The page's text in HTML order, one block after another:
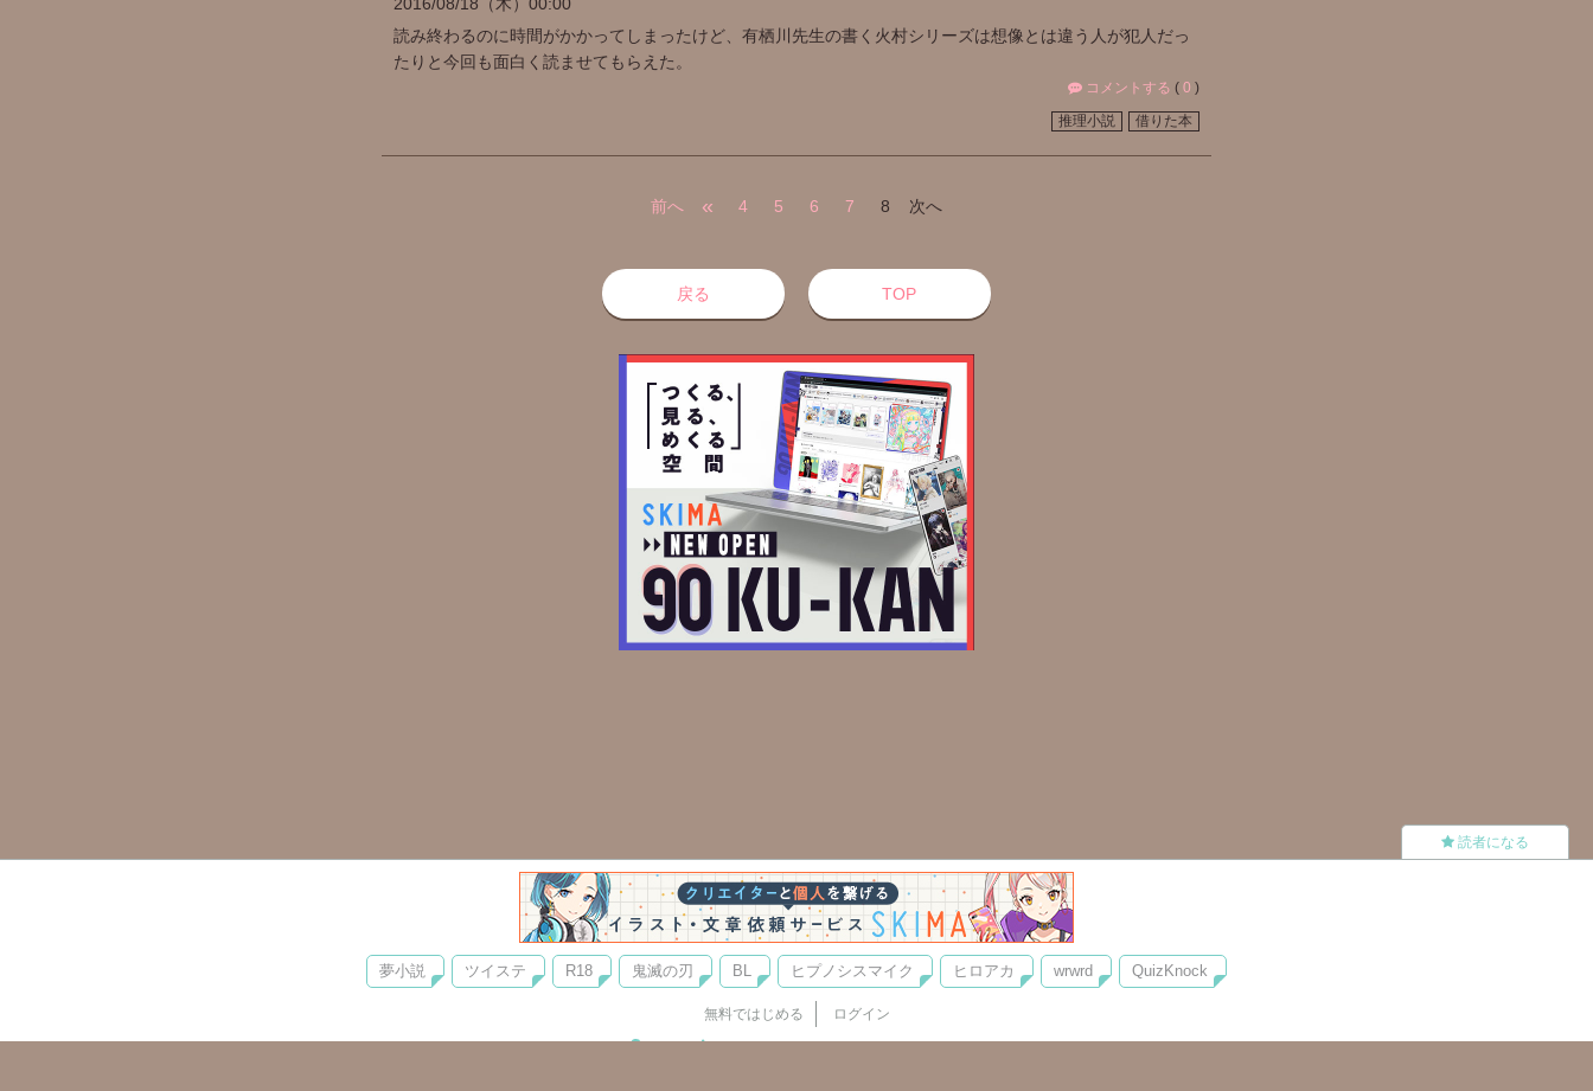
読み終わるのに時間がかかってしまったけど、有栖川先生の書く火村シリーズは想像とは違う人が犯人だっ
たりと今回も面白く読ませてもらえた。
コメントする ( 0 )
推理小説
借りた本
前へ « 4 5 6 7 8 次へ
戻る TOP
夢小説 ツイステ R18 鬼滅の刃 BL ヒプノシスマイク ヒロアカ wrwrd QuizKnock
無料ではじめる ログイン
読者になる